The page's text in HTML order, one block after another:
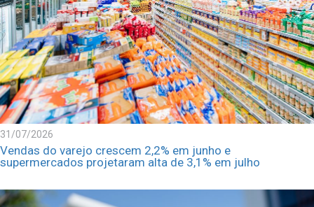
31/07/2026
Vendas do varejo crescem 2,2% em junho e
supermercados projetaram alta de 3,1% em julho